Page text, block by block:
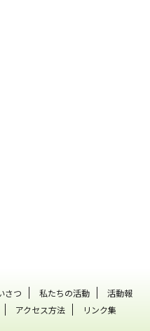
さつ 私たちの活動
活動報
アクセス方法 リンク集